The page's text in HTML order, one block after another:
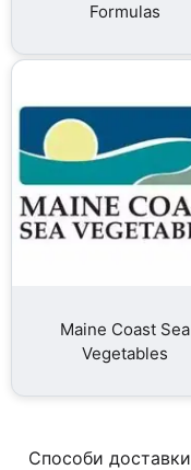
Formulas
Maine Coast Sea
Vegetables
Способи доставки